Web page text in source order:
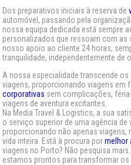
Dos preparativos iniciais à reserva de
automóvel, passando pela
nossa equipa dedicada está sempre
personalizados que ressoam com
nosso apoio ao cliente 24 horas,
tranquilidade, independentemente de
A nossa especialidade transcende
viagens, proporcionando viagens em
corporativas sem complicações,
viagens de aventura excitantes.
Na Media Travel & Logistics, a sua
o serviço superior de uma agência de
proporcionando não apenas viagens,
vida inteira. Está à procura pormelhor
viagens no Porto? Não pesquisa
estamos prontos para transformar os